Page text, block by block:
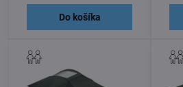
Do košíka